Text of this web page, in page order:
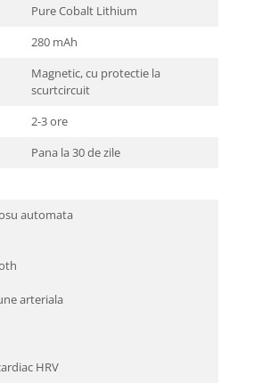
Pure Cobalt Lithium
280 mAh
Magnetic, cu protectie la
scurtcircuit
2-3 ore
Pana la 30 de zile
automata
arteriala
HRV